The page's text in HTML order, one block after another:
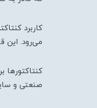
کاربرد
می‌رود. این
کنتاکتورها
صنعتی و